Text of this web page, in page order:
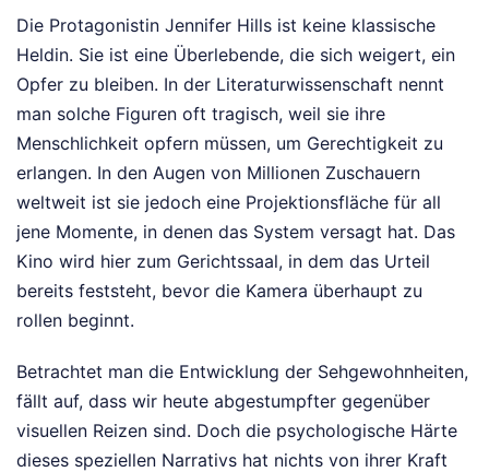
Die Protagonistin Jennifer Hills ist keine klassische
Heldin. Sie ist eine Überlebende, die sich weigert, ein
Opfer zu bleiben. In der Literaturwissenschaft nennt
man solche Figuren oft tragisch, weil sie ihre
Menschlichkeit opfern müssen, um Gerechtigkeit zu
erlangen. In den Augen von Millionen Zuschauern
weltweit ist sie jedoch eine Projektionsfläche für all
jene Momente, in denen das System versagt hat. Das
Kino wird hier zum Gerichtssaal, in dem das Urteil
bereits feststeht, bevor die Kamera überhaupt zu
rollen beginnt.
Betrachtet man die Entwicklung der Sehgewohnheiten,
fällt auf, dass wir heute abgestumpfter gegenüber
visuellen Reizen sind. Doch die psychologische Härte
dieses speziellen Narrativs hat nichts von ihrer Kraft